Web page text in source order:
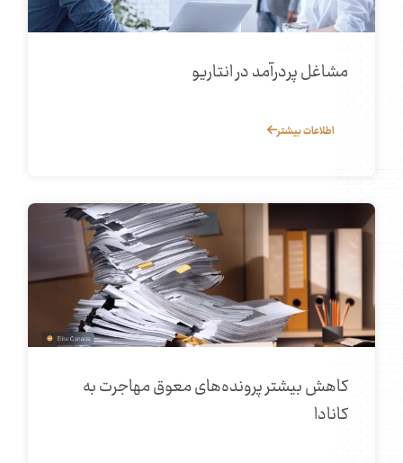
مشاغل پردرآمد در انتاریو
اطلاعات بیشتر
کاهش بیشتر پرونده‌های معوق مهاجرت به
کانادا